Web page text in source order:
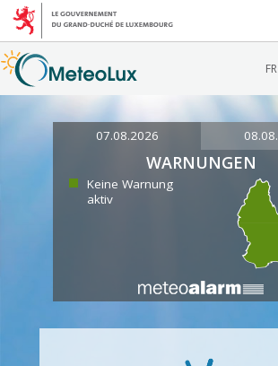
FR
07.08.2026
WARNUNGEN
Keine Warnung
aktiv